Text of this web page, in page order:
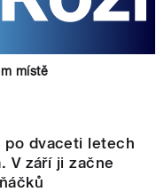
místě
po dvaceti letech
V září ji začne